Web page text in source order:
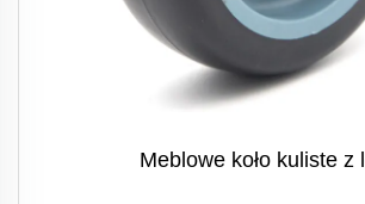
Meblowe koło kuliste z